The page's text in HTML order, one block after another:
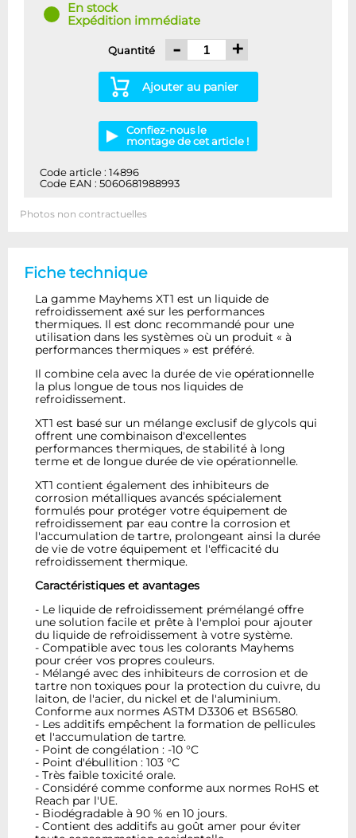
En stock
Expédition immédiate
Quantité - +
Ajouter au panier
Confiez-nous le
montage de cet article !
Code article : 14896
Code EAN : 5060681988993
Photos non contractuelles
Fiche technique
La gamme Mayhems XT1 est un liquide de
refroidissement axé sur les performances
thermiques. Il est donc recommandé pour une
utilisation dans les systèmes où un produit « à
performances thermiques » est préféré.
Il combine cela avec la durée de vie opérationnelle
la plus longue de tous nos liquides de
refroidissement.
XT1 est basé sur un mélange exclusif de glycols qui
offrent une combinaison d'excellentes
performances thermiques, de stabilité à long
terme et de longue durée de vie opérationnelle.
XT1 contient également des inhibiteurs de
corrosion métalliques avancés spécialement
formulés pour protéger votre équipement de
refroidissement par eau contre la corrosion et
l'accumulation de tartre, prolongeant ainsi la durée
de vie de votre équipement et l'efficacité du
refroidissement thermique.
Caractéristiques et avantages
- Le liquide de refroidissement prémélangé offre
une solution facile et prête à l'emploi pour ajouter
du liquide de refroidissement à votre système.
- Compatible avec tous les colorants Mayhems
pour créer vos propres couleurs.
- Mélangé avec des inhibiteurs de corrosion et de
tartre non toxiques pour la protection du cuivre, du
laiton, de l'acier, du nickel et de l'aluminium.
Conforme aux normes ASTM D3306 et BS6580.
- Les additifs empêchent la formation de pellicules
et l'accumulation de tartre.
- Point de congélation : -10 °C
- Point d'ébullition : 103 °C
- Très faible toxicité orale.
- Considéré comme conforme aux normes RoHS et
Reach par l'UE.
- Biodégradable à 90 % en 10 jours.
- Contient des additifs au goût amer pour éviter